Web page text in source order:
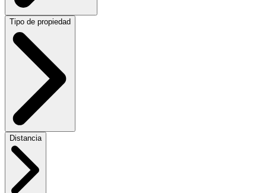
Tipo de propiedad
Distancia